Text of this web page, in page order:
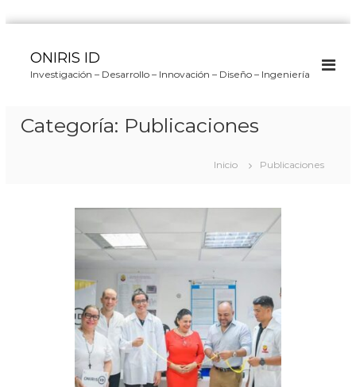
ONIRIS ID
Investigación – Desarrollo – Innovación – Diseño – Ingeniería
Categoría: Publicaciones
Inicio Publicaciones